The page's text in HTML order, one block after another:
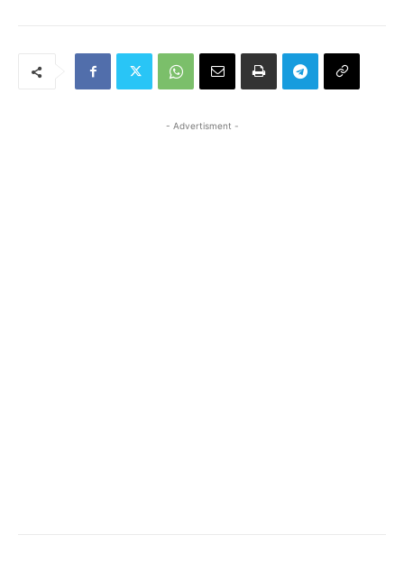
- Advertisment -